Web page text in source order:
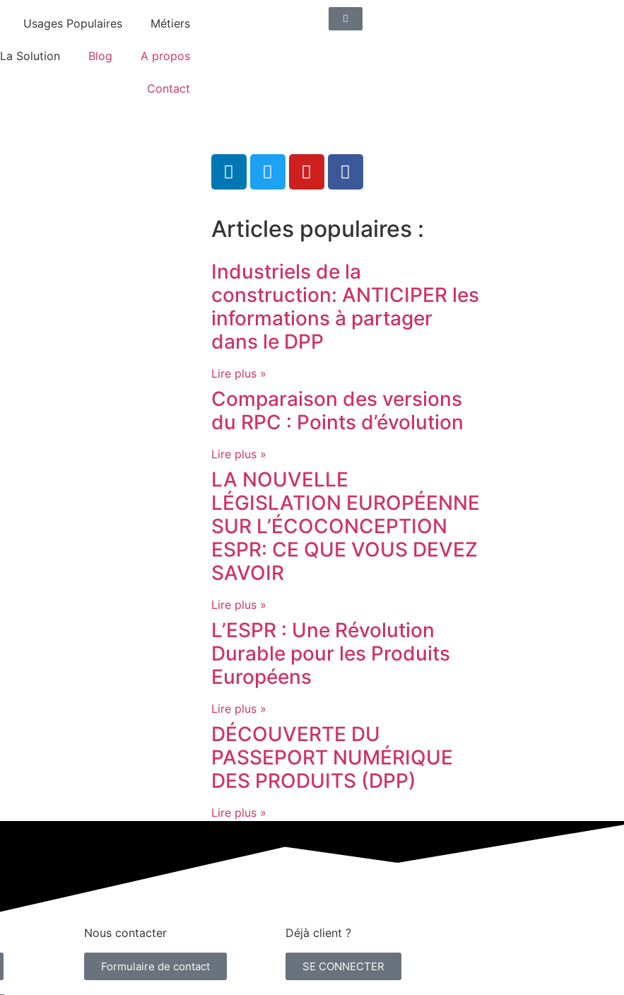
Usages Populaires Métiers
La Solution Blog A propos
Contact
Articles populaires :
Industriels de la
construction: ANTICIPER les
informations à partager
dans le DPP
Lire plus »
Comparaison des versions
du RPC : Points d’évolution
Lire plus »
LA NOUVELLE
LÉGISLATION EUROPÉENNE
SUR L’ÉCOCONCEPTION
ESPR: CE QUE VOUS DEVEZ
SAVOIR
Lire plus »
L’ESPR : Une Révolution
Durable pour les Produits
Européens
Lire plus »
DÉCOUVERTE DU
PASSEPORT NUMÉRIQUE
DES PRODUITS (DPP)
Lire plus »
Nous contacter
Formulaire de contact
Déjà client ?
SE CONNECTER